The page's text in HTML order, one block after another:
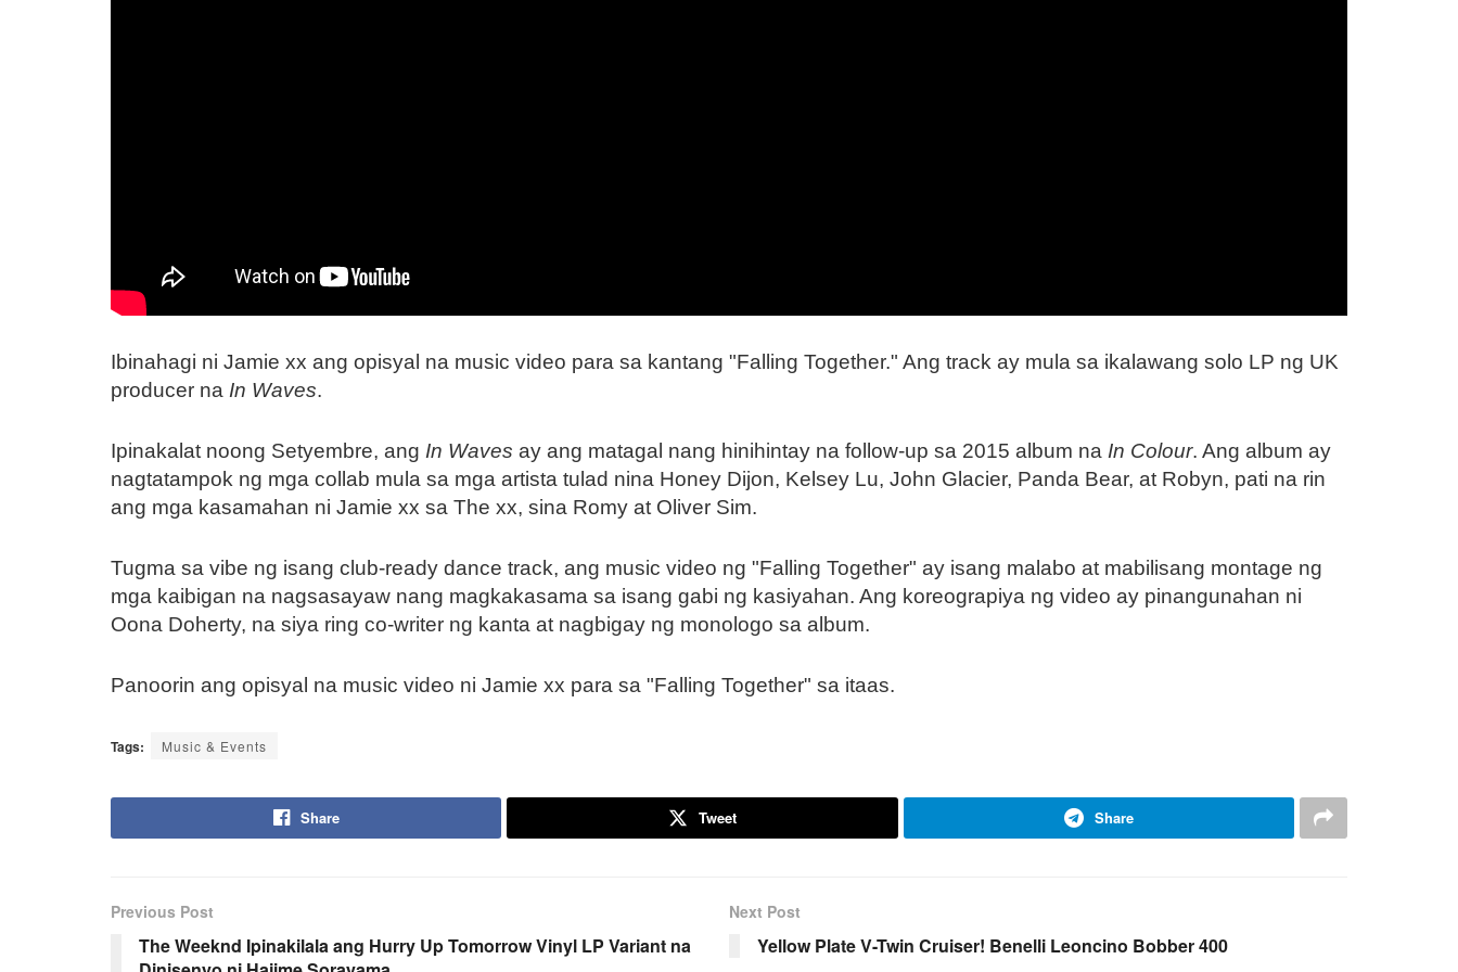
Ibinahagi ni Jamie xx ang opisyal na music video para sa kantang "Falling Together." Ang track ay mula sa ikalawang solo LP ng UK
producer na In Waves.
Ipinakalat noong Setyembre, ang In Waves ay ang matagal nang hinihintay na follow-up sa 2015 album na In Colour. Ang album ay
nagtatampok ng mga collab mula sa mga artista tulad nina Honey Dijon, Kelsey Lu, John Glacier, Panda Bear, at Robyn, pati na rin
ang mga kasamahan ni Jamie xx sa The xx, sina Romy at Oliver Sim.
Tugma sa vibe ng isang club-ready dance track, ang music video ng "Falling Together" ay isang malabo at mabilisang montage ng
mga kaibigan na nagsasayaw nang magkakasama sa isang gabi ng kasiyahan. Ang koreograpiya ng video ay pinangunahan ni
Oona Doherty, na siya ring co-writer ng kanta at nagbigay ng monologo sa album.
Panoorin ang opisyal na music video ni Jamie xx para sa "Falling Together" sa itaas.
Tags: Music & Events
Share Tweet Share
Previous Post
The Weeknd Ipinakilala ang Hurry Up Tomorrow Vinyl LP Variant na
Next Post
Yellow Plate V-Twin Cruiser! Benelli Leoncino Bobber 400